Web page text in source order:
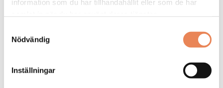
information som du har tillhandahållit eller som de har
Nödvändig
Inställningar